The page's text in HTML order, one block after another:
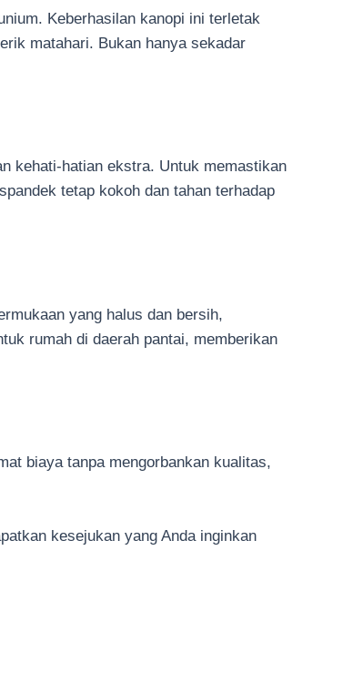
Keberhasilan kanopi ini terletak
matahari. Bukan hanya sekadar
kehati-hatian ekstra. Untuk memastikan
tetap kokoh dan tahan terhadap
yang halus dan bersih,
rumah di daerah pantai, memberikan
biaya tanpa mengorbankan kualitas,
kesejukan yang Anda inginkan